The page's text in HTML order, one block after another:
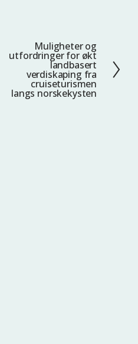
e
Muligheter og
utfordringer for økt
landbasert
verdiskaping fra
cruiseturismen
langs norskekysten